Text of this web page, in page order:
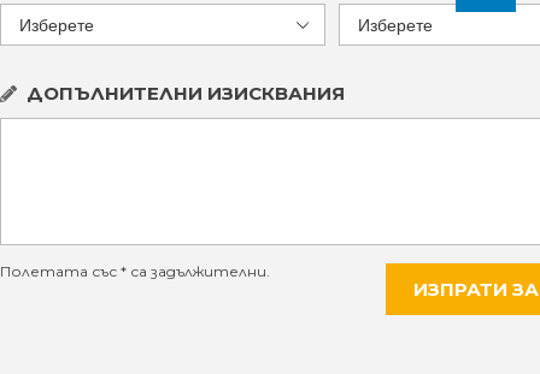
ДОПЪЛНИТЕЛНИ ИЗИСКВАНИЯ
Полетата със * са задължителни.